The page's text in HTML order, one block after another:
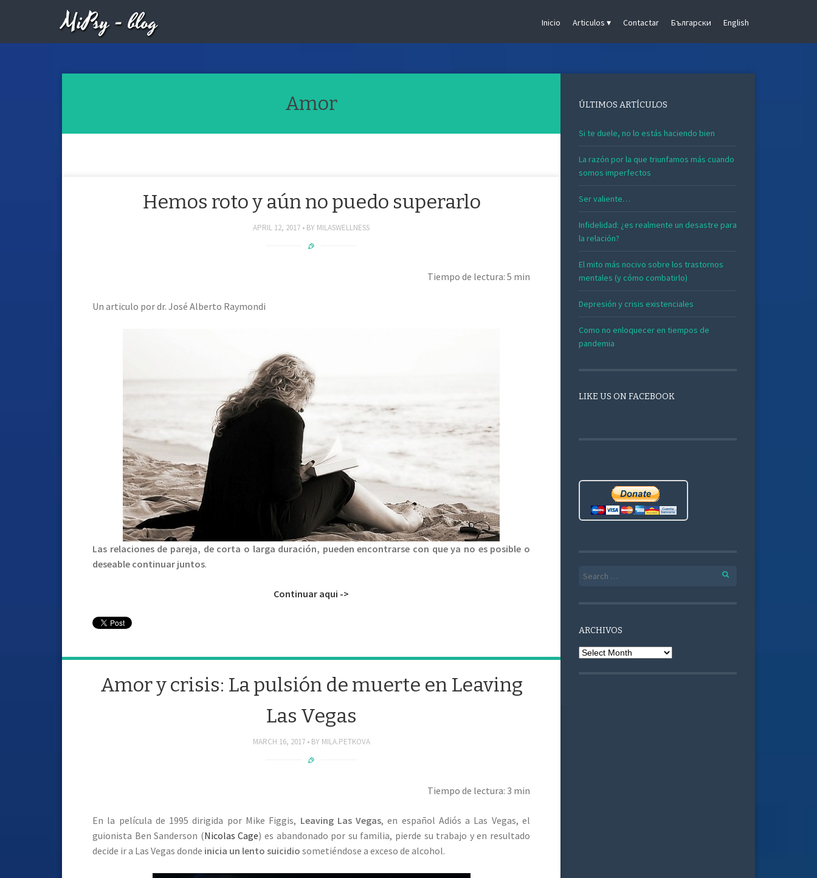
MiPsy - blog Inicio Articulos Contactar Български English
Amor
Hemos roto y aún no puedo superarlo
APRIL 12, 2017 BY MILASWELLNESS
Tiempo de lectura: 5 min
Un articulo por dr. José Alberto Raymondi
Las relaciones de pareja, de corta o larga duración, pueden encontrarse con que ya no es posible o
deseable continuar juntos.
Continuar aqui ->
Amor y crisis: La pulsión de muerte en Leaving
Las Vegas
MARCH 16, 2017 BY MILA.PETKOVA
Tiempo de lectura: 3 min
En la película de 1995 dirigida por Mike Figgis, Leaving Las Vegas, en español Adiós a Las Vegas, el
guionista Ben Sanderson (Nicolas Cage) es abandonado por su familia, pierde su trabajo y en resultado
decide ir a Las Vegas donde inicia un lento suicidio sometiéndose a exceso de alcohol.
ÚLTIMOS ARTÍCULOS
Si te duele, no lo estás haciendo bien
La razón por la que triunfamos más cuando
somos imperfectos
Ser valiente…
Infidelidad: ¿es realmente un desastre para
la relación?
El mito más nocivo sobre los trastornos
mentales (y cómo combatirlo)
Depresión y crisis existenciales
Como no enloquecer en tiempos de
pandemia
LIKE US ON FACEBOOK
Search for:
ARCHIVOS
Archivos